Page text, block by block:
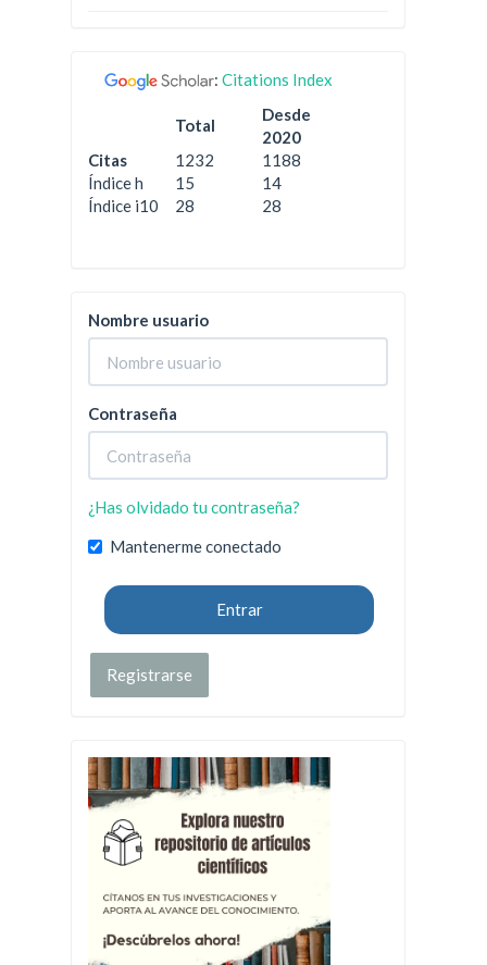
: Citations Index
Total
Desde
2020
Citas
1232
1188
Índice h
15
14
Índice i10
28 28
Nombre usuario
Contraseña
¿Has olvidado tu contraseña?
Mantenerme conectado
Entrar
Registrarse